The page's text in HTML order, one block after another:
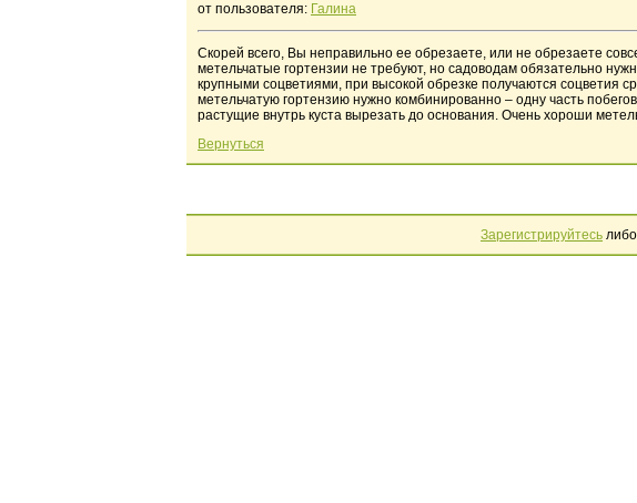
от пользователя: Галина
Скорей всего, Вы неправильно ее обрезаете, или не обрезаете
метельчатые гортензии не требуют, но садоводам обязательно
крупными соцветиями, при высокой обрезке получаются соцветия
метельчатую гортензию нужно комбинированно – одну часть
растущие внутрь куста вырезать до основания. Очень хороши
Вернуться
Зарегистрируйтесь